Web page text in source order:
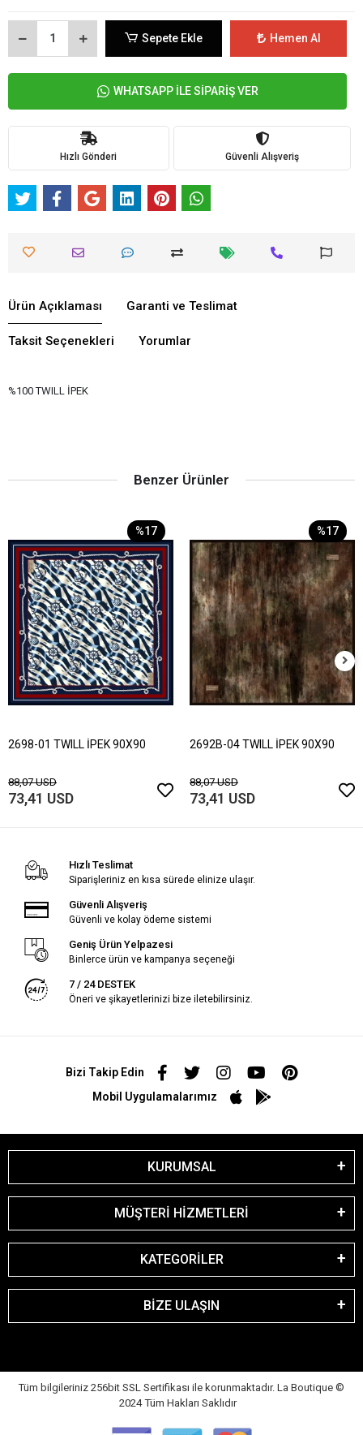
Sepete Ekle Hemen Al
WHATSAPP İLE SİPARİŞ VER
Hızlı Gönderi Güvenli Alışveriş
Ürün Açıklaması Garanti ve Teslimat
Taksit Seçenekleri Yorumlar
%100 TWILL İPEK
Benzer Ürünler
%17
2698-01 TWILL İPEK 90X90
88,07 USD
73,41 USD
%17
2692B-04 TWILL İPEK 90X90
88,07 USD
73,41 USD
Hızlı Teslimat
Siparişleriniz en kısa sürede elinize ulaşır.
Güvenli Alışveriş
Güvenli ve kolay ödeme sistemi
Geniş Ürün Yelpazesi
Binlerce ürün ve kampanya seçeneği
7 / 24 DESTEK
Öneri ve şikayetlerinizi bize iletebilirsiniz.
Bizi Takip Edin
Mobil Uygulamalarımız
KURUMSAL
MÜŞTERİ HİZMETLERİ
KATEGORİLER
BİZE ULAŞIN
Tüm bilgileriniz 256bit SSL Sertifikası ile korunmaktadır. La Boutique ©
2024 Tüm Hakları Saklıdır